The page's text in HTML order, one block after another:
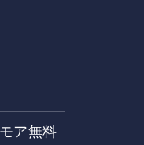
ア無料